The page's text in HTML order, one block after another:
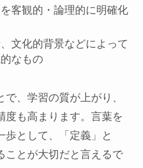
客観的・論理的に明確化
文化的背景などによって
なもの
、学習の質が上がり、
度も高まります。言葉を
歩として、「定義」と
ことが大切だと言えるで